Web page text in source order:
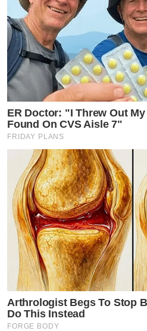
ER Doctor: "I Threw Out
Found On CVS Aisle 7"
FRIDAY PLANS
Arthrologist Begs To Stop
Do This Instead
FORGE BODY